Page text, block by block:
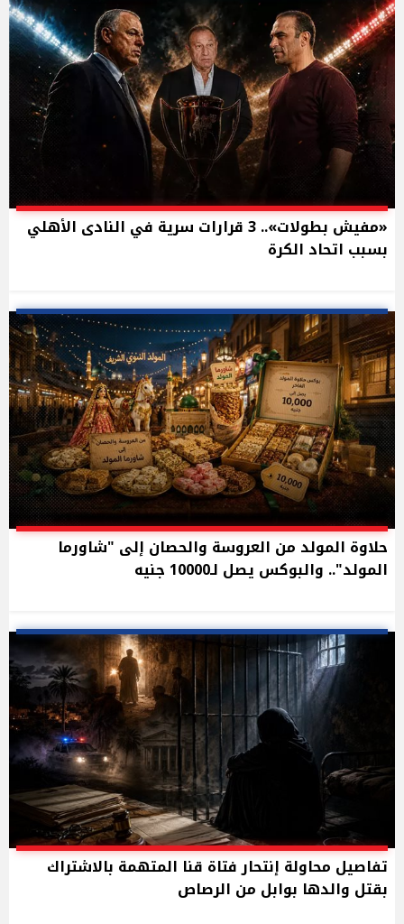
«مفيش بطولات».. 3 قرارات سرية في النادى الأهلي
بسبب اتحاد الكرة
حلاوة المولد من العروسة والحصان إلى "شاورما
المولد".. والبوكس يصل لـ10000 جنيه
تفاصيل محاولة إنتحار فتاة قنا المتهمة بالاشتراك
بقتل والدها بوابل من الرصاص